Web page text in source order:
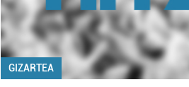
GIZARTEA